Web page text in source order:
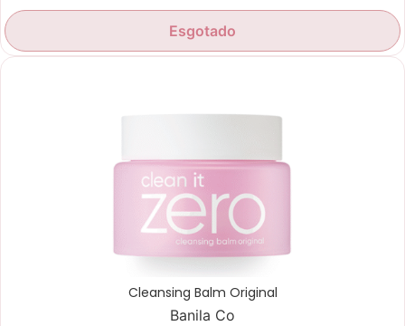
Esgotado
Cleansing Balm Original
Banila Co